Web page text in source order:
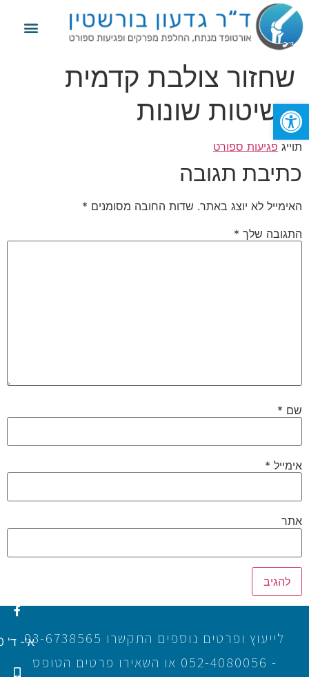
פתח סרגל נגישות
שחזור צולבת קדמית
בשיטות שונות
תוייג פגיעות ספורט
כתיבת תגובה
האימייל לא יוצג באתר. שדות החובה מסומנים *
התגובה שלך *
שם *
אימייל *
אתר
לייעוץ ופרטים נוספים התקשרו 03-6738565
- 052-4080056 או השאירו פרטים הטופס
א'- ד' 16:00-21:00